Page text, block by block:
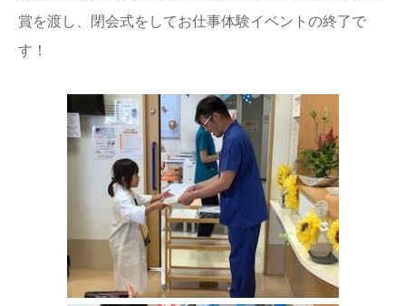
賞を渡し、閉会式をしてお仕事体験イベントの終了で
す！